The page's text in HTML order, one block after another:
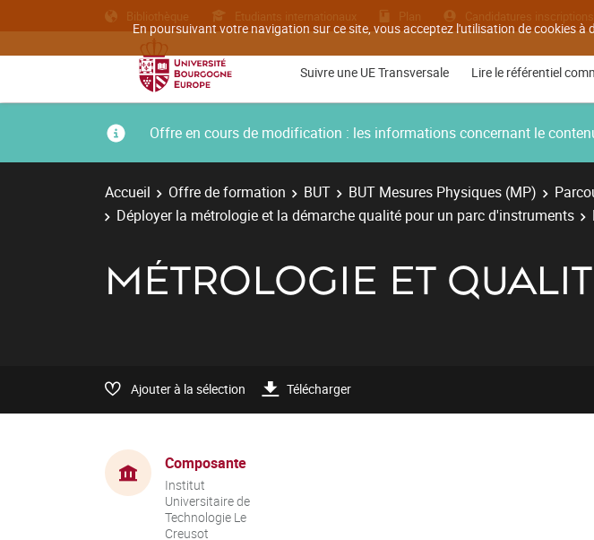
En poursuivant votre navigation sur ce site, vous acceptez l'utilisation de cookies
Bibliothèque Etudiants internationaux Plan Candidatures inscriptions
Suivre une UE Transversale Lire le référentiel
Offre en cours de modification : les informations concernant le
Accueil Offre de formation BUT BUT Mesures Physiques (MP)
Déployer la métrologie et la démarche qualité pour un parc d'instruments
MÉTROLOGIE ET
Ajouter à la sélection Télécharger
Composante
Institut
Universitaire de
Technologie Le
Creusot